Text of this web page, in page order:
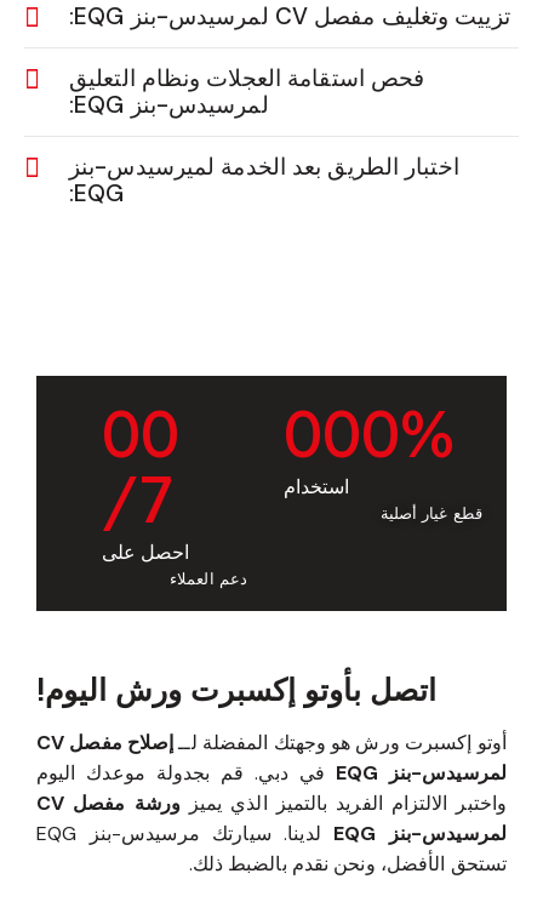
تزييت وتغليف مفصل CV لمرسيدس-بنز EQG:
فحص استقامة العجلات ونظام التعليق
لمرسيدس-بنز EQG:
اختبار الطريق بعد الخدمة لميرسيدس-بنز
EQG:
000%
استخدام
قطع غيار أصلية
00
/7
احصل على
دعم العملاء
اتصل بأوتو إكسبرت ورش اليوم!
أوتو إكسبرت ورش هو وجهتك المفضلة لــ
إصلاح مفصل CV
لمرسيدس-بنز EQG
في دبي. قم بجدولة موعدك اليوم
واختبر الالتزام الفريد بالتميز الذي يميز
ورشة مفصل CV
لمرسيدس-بنز EQG
لدينا. سيارتك مرسيدس-بنز EQG
تستحق الأفضل، ونحن نقدم بالضبط ذلك.